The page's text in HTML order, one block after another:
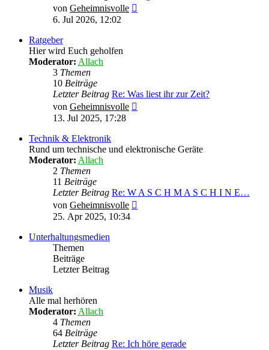
von Geheimnisvolle
6. Jul 2026, 12:02
Ratgeber
Hier wird Euch geholfen
Moderator: Allach
3 Themen
10 Beiträge
Letzter Beitrag Re: Was liest ihr zur Zeit?
von Geheimnisvolle
13. Jul 2025, 17:28
Technik & Elektronik
Rund um technische und elektronische Geräte
Moderator: Allach
2 Themen
11 Beiträge
Letzter Beitrag Re: W A S C H M A S C H I N E…
von Geheimnisvolle
25. Apr 2025, 10:34
Unterhaltungsmedien
Themen
Beiträge
Letzter Beitrag
Musik
Alle mal herhören
Moderator: Allach
4 Themen
64 Beiträge
Letzter Beitrag Re: Ich höre gerade